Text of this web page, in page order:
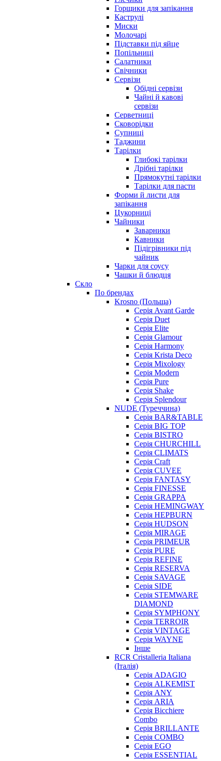
Горщики для запікання
Каструлі
Миски
Молочарі
Підставки під яйце
Попільниці
Салатники
Свічники
Сервізи
Обідні сервізи
Чайні й кавові
сервізи
Серветниці
Сковорідки
Супниці
Таджини
Тарілки
Глибокі тарілки
Дрібні тарілки
Прямокутні тарілки
Тарілки для пасти
Форми й листи для
запікання
Цукорниці
Чайники
Заварники
Кавники
Підігрівники під
чайник
Чарки для соусу
Чашки й блюдця
Скло
По брендах
Krosno (Польща)
Серія Avant Garde
Серія Duet
Серія Elite
Серія Glamour
Серія Harmony
Серія Krista Deco
Серія Mixology
Серія Modern
Серія Pure
Серія Shake
Серія Splendour
NUDE (Туреччина)
Серія BAR&TABLE
Серія BIG TOP
Серія BISTRO
Серія CHURCHILL
Серія CLIMATS
Серія Craft
Серія CUVEE
Серія FANTASY
Серія FINESSE
Серія GRAPPA
Серія HEMINGWAY
Серія HEPBURN
Серія HUDSON
Серія MIRAGE
Серія PRIMEUR
Серія PURE
Серія REFINE
Серія RESERVA
Серія SAVAGE
Серія SIDE
Серія STEMWARE
DIAMOND
Серія SYMPHONY
Серія TERROIR
Серія VINTAGE
Серія WAYNE
Інше
RCR Cristalleria Italiana
(Італія)
Серія ADAGIO
Серія ALKEMIST
Серія ANY
Серія ARIA
Серія Bicchiere
Combo
Серія BRILLANTE
Серія COMBO
Серія EGO
Серія ESSENTIAL